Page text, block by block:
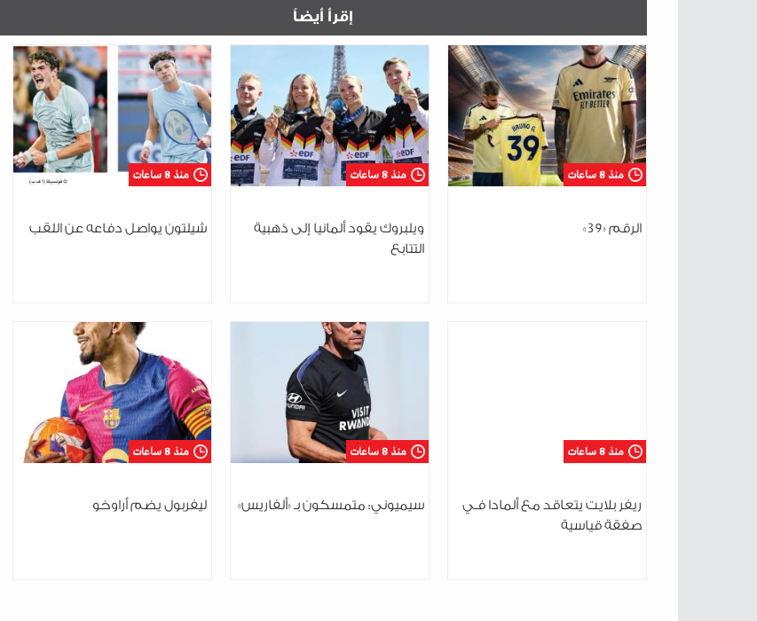
إقرأ أيضاً
منذ 8 ساعات
الرقم «39»
منذ 8 ساعات
ويلبروك يقود ألمانيا إلى ذهبية
التتابع
منذ 8 ساعات
شيلتون يواصل دفاعه عن اللقب
منذ 8 ساعات
ريفر بلايت يتعاقد مع ألمادا فـي
صفقة قياسية
منذ 8 ساعات
سيميوني: متمسكون بـ «ألفاريس»
منذ 8 ساعات
ليفربول يضم أراوخو